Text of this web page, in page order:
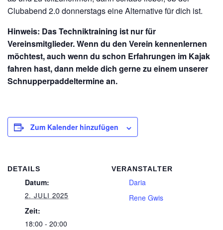
Clubabend 2.0 donnerstags eine Alternative für dich ist.
Hinweis: Das Techniktraining ist nur für
Vereinsmitglieder. Wenn du den Verein kennenlernen
möchtest, auch wenn du schon Erfahrungen im Kajak
fahren hast, dann melde dich gerne zu einem unserer
Schnupperpaddeltermine an.
Zum Kalender hinzufügen
DETAILS
Datum:
2. JULI 2025
Zeit:
18:00 - 20:00
VERANSTALTER
Daria
Rene Gwis